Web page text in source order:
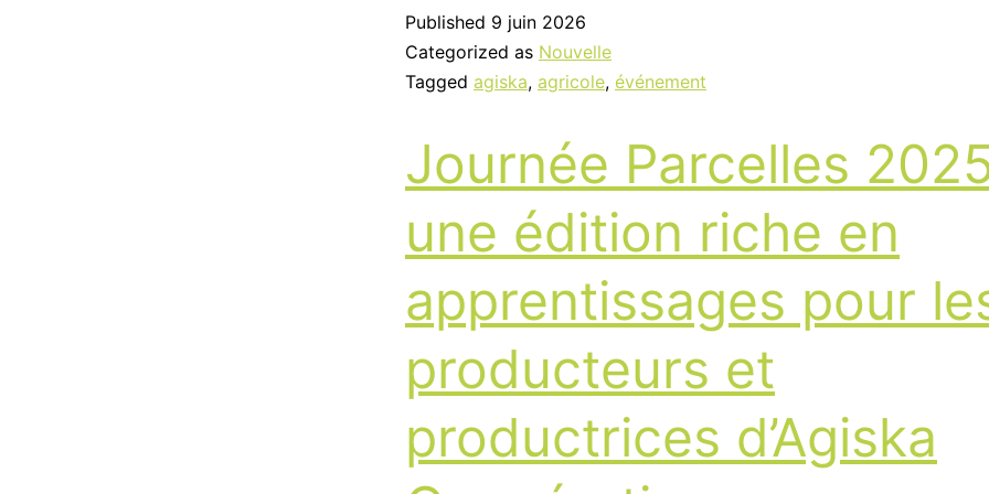
Published 9 juin 2026
Categorized as Nouvelle
Tagged agiska, agricole, événement
Journée Parcelles
une édition riche en
apprentissages pour
producteurs et
productrices d’Agiska